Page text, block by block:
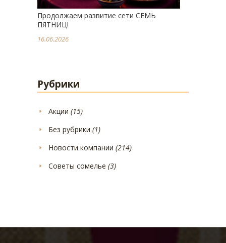
Продолжаем развитие сети СЕМЬ
ПЯТНИЦ!
16.06.2026
Рубрики
Акции (15)
Без рубрики (1)
Новости компании (214)
Советы сомелье (3)